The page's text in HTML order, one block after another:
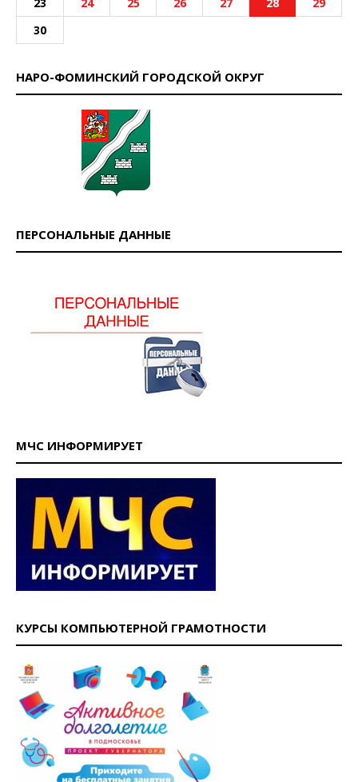
23 24 25 26 27 28
29
30
НАРО-ФОМИНСКИЙ ГОРОДСКОЙ ОКРУГ
ПЕРСОНАЛЬНЫЕ ДАННЫЕ
МЧС ИНФОРМИРУЕТ
КУРСЫ КОМПЬЮТЕРНОЙ ГРАМОТНОСТИ